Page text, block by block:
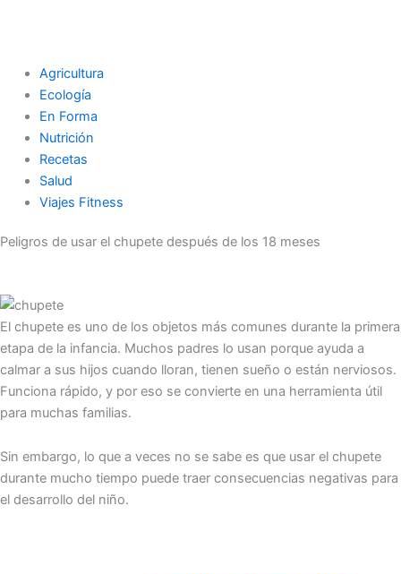
Agricultura
Ecología
En Forma
Nutrición
Recetas
Salud
Viajes Fitness
Peligros de usar el chupete después de los 18 meses
El chupete es uno de los objetos más comunes durante la primera
etapa de la infancia. Muchos padres lo usan porque ayuda a
calmar a sus hijos cuando lloran, tienen sueño o están nerviosos.
Funciona rápido, y por eso se convierte en una herramienta útil
para muchas familias.
Sin embargo, lo que a veces no se sabe es que usar el chupete
durante mucho tiempo puede traer consecuencias negativas para
el desarrollo del niño.